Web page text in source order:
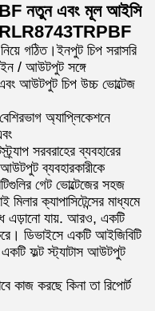
নতুন এবং মূল আইসি
IRLR8743TRPBF
গঠিত।ইনপুট চিপ সরাসরি
ইন / আউটপুট সঙ্গে
আউটপুট চিপ উচ্চ ভোল্টেজ
অ্যাপ্লিকেশনে
সরবরাহের ব্যবহারের
ব্যবহারকারীকে
গেট ভোল্টেজের সহজ
ক্যাপাসিটেন্সের মাধ্যমে
এড়ানো যায়. আরও, একটি
ডিভাইসে একটি আইজিবিটি
ফল্ট স্ট্যাটাস আউটপুট
কাজ করছে কিনা তা রিপোর্ট